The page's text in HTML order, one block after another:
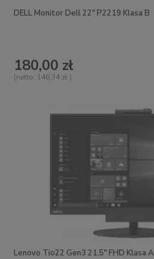
DELL Monitor Dell 22" P2219 Klasa B
180,00 zł
(netto: 146,34 zł )
Lenovo Tio22 Gen3 21.5" FHD Klasa A